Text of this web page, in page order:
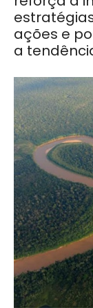
ações e
a